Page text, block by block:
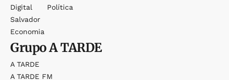
Digital
Salvador
Economia
Política
GrupoA TARDE
A TARDE
A TARDE FM